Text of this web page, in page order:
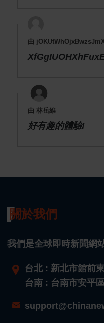
由
由 林岳維
好有趣的體驗!
關於我們
我們是全球即時新聞網
台北 : 新北市館前
台南 : 台南市安平